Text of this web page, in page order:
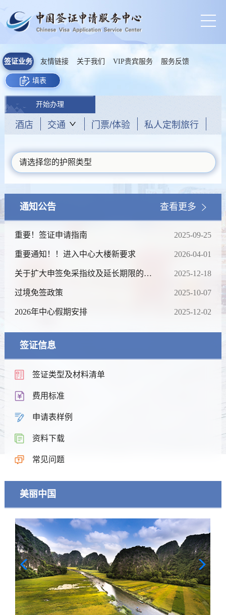
签证业务 友情链接 关于我们 VIP贵宾服务 服务反馈
填表
开始办理
酒店 交通 门票/体验 私人定制旅行
请选择您的护照类型
通知公告 查看更多
重要！签证申请指南 2025-09-25
重要通知！！进入中心大楼新要求 2026-04-01
关于扩大申签免采指纹及延长期限的通
2025-12-18
过境免签政策 2025-10-07
2026年中心假期安排 2025-12-02
签证信息
签证类型及材料清单
费用标准
申请表样例
资料下载
常见问题
美丽中国